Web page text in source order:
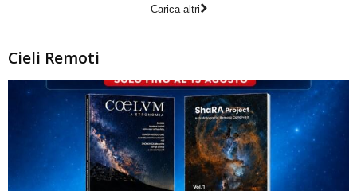
Carica altri
Cieli Remoti